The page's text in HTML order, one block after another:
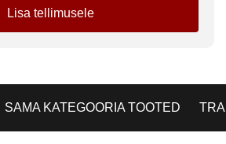
Lisa tellimusele
SAMA KATEGOORIA TOOTED